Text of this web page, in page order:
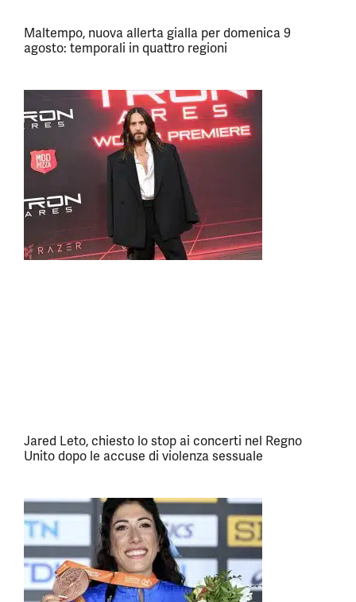
Maltempo, nuova allerta gialla per domenica 9
agosto: temporali in quattro regioni
Jared Leto, chiesto lo stop ai concerti nel Regno
Unito dopo le accuse di violenza sessuale